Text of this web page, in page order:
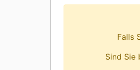
Falls
Sind Sie